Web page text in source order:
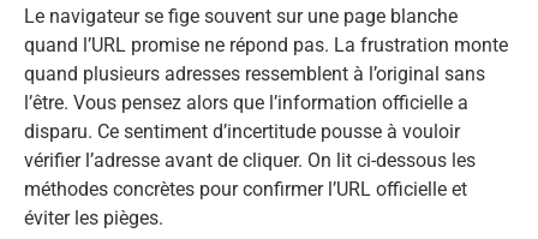
Le navigateur se fige souvent sur une page blanche
quand l’URL promise ne répond pas. La frustration monte
quand plusieurs adresses ressemblent à l’original sans
l’être. Vous pensez alors que l’information officielle a
disparu. Ce sentiment d’incertitude pousse à vouloir
vérifier l’adresse avant de cliquer. On lit ci-dessous les
méthodes concrètes pour confirmer l’URL officielle et
éviter les pièges.